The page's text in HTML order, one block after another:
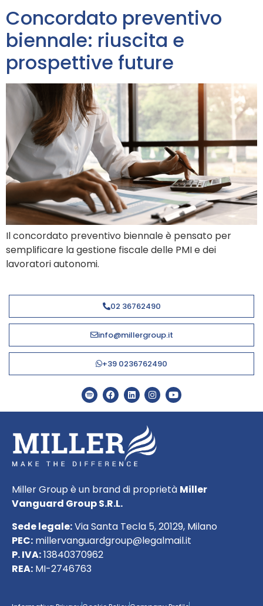
Concordato preventivo
biennale: riuscita e
prospettive future
Il concordato preventivo biennale è pensato per
semplificare la gestione fiscale delle PMI e dei
lavoratori autonomi.
02 36762490
info@millergroup.it
+39 0236762490
Miller Group è un brand di proprietà Miller
Vanguard Group S.R.L.
Sede legale:Via Santa Tecla 5, 20129, Milano
PEC: millervanguardgroup@legalmail.it
P. IVA:13840370962
REA: MI-2746763